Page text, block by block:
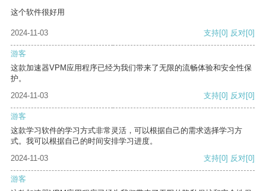
这个软件很好用
2024-11-03 支持[0] 反对[0]
游客
这款加速器VPM应用程序已经为我们带来了无限的流畅体验和安全性保
护。
2024-11-03
支持[0] 反对[0]
游客
这款学习软件的学习方式非常灵活，可以根据自己的需求选择学习方
式。我可以根据自己的时间安排学习进度。
2024-11-03
支持[0] 反对[0]
游客